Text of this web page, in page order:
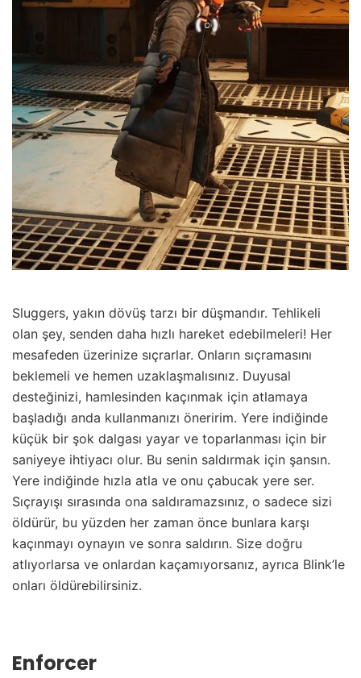
Sluggers, yakın dövüş tarzı bir düşmandır. Tehlikeli
olan şey, senden daha hızlı hareket edebilmeleri! Her
mesafeden üzerinize sıçrarlar. Onların sıçramasını
beklemeli ve hemen uzaklaşmalısınız. Duyusal
desteğinizi, hamlesinden kaçınmak için atlamaya
başladığı anda kullanmanızı öneririm. Yere indiğinde
küçük bir şok dalgası yayar ve toparlanması için bir
saniyeye ihtiyacı olur. Bu senin saldırmak için şansın.
Yere indiğinde hızla atla ve onu çabucak yere ser.
Sıçrayışı sırasında ona saldıramazsınız, o sadece sizi
öldürür, bu yüzden her zaman önce bunlara karşı
kaçınmayı oynayın ve sonra saldırın. Size doğru
atlıyorlarsa ve onlardan kaçamıyorsanız, ayrıca Blink’le
onları öldürebilirsiniz.
Enforcer